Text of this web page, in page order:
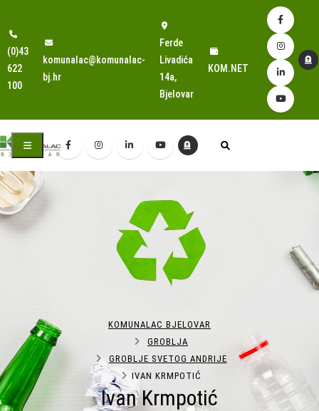
(0)43
622
100
komunalac@komunalac-
bj.hr
Ferde
Livadića
14a,
Bjelovar
KOM.NET
Ivan Krmpotić
KOMUNALAC BJELOVAR
GROBLJA
GROBLJE SVETOG ANDRIJE
IVAN KRMPOTIĆ